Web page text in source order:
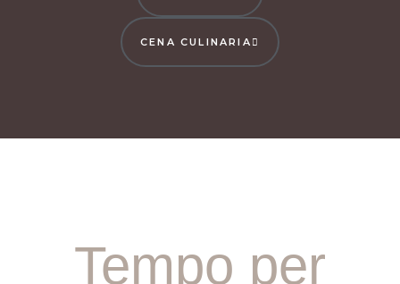
CENA CULINARIA
Tempo per